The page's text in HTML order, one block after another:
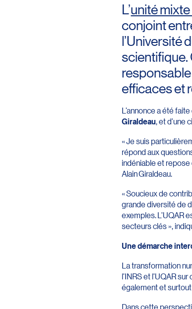
L’unité
conjoint
l’Université
scientifique.
efficaces et
L’annonce a été
Giraldeau, et d’une
« Je suis
répond aux
indéniable et repose
Alain Giraldeau.
« Soucieux de
grande diversité de
exemples. L’UQAR
secteurs clés »,
Une démarche
La transformation
l’INRS et l’UQAR
également et
Dans cette